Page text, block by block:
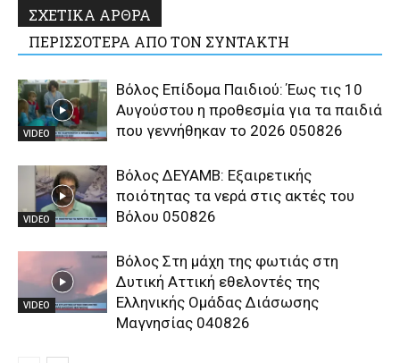
ΣΧΕΤΙΚΑ ΑΡΘΡΑ
ΠΕΡΙΣΣΟΤΕΡΑ ΑΠΟ ΤΟΝ ΣΥΝΤΑΚΤΗ
VIDEO
Βόλος Επίδομα Παιδιού: Έως τις 10
Αυγούστου η προθεσμία για τα παιδιά
που γεννήθηκαν το 2026 050826
VIDEO
Βόλος ΔΕΥΑΜΒ: Εξαιρετικής
ποιότητας τα νερά στις ακτές του
Βόλου 050826
VIDEO
Βόλος Στη μάχη της φωτιάς στη
Δυτική Αττική εθελοντές της
Ελληνικής Ομάδας Διάσωσης
Μαγνησίας 040826